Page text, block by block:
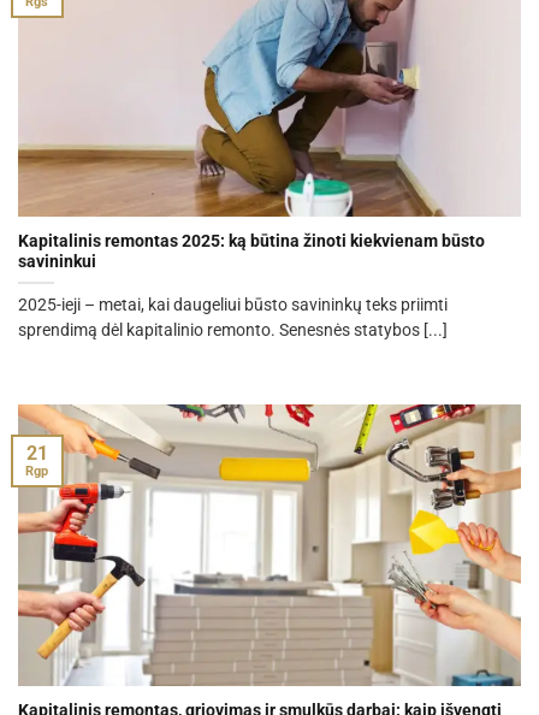
Kapitalinis remontas 2025: ką būtina žinoti kiekvienam būsto
savininkui
2025-ieji – metai, kai daugeliui būsto savininkų teks priimti
sprendimą dėl kapitalinio remonto. Senesnės statybos [...]
Kapitalinis remontas, griovimas ir smulkūs darbai: kaip išvengti
21
Rgp